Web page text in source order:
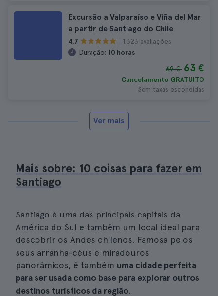
Excursão a Valparaíso e Viña del Mar
a partir de Santiago do Chile
4.7
1.323 avaliações
Duração: 10 horas
69 € 63 €
Cancelamento GRATUITO
Sem taxas escondidas
Ver mais
Mais sobre: 10 coisas para fazer em
Santiago
Santiago é uma das principais capitais da
América do Sul e também um local ideal para
descobrir os Andes chilenos. Famosa pelos
seus arranha-céus e miradouros
panorâmicos, é também uma cidade perfeita
para ser usada como base para explorar outros
destinos turísticos da região.